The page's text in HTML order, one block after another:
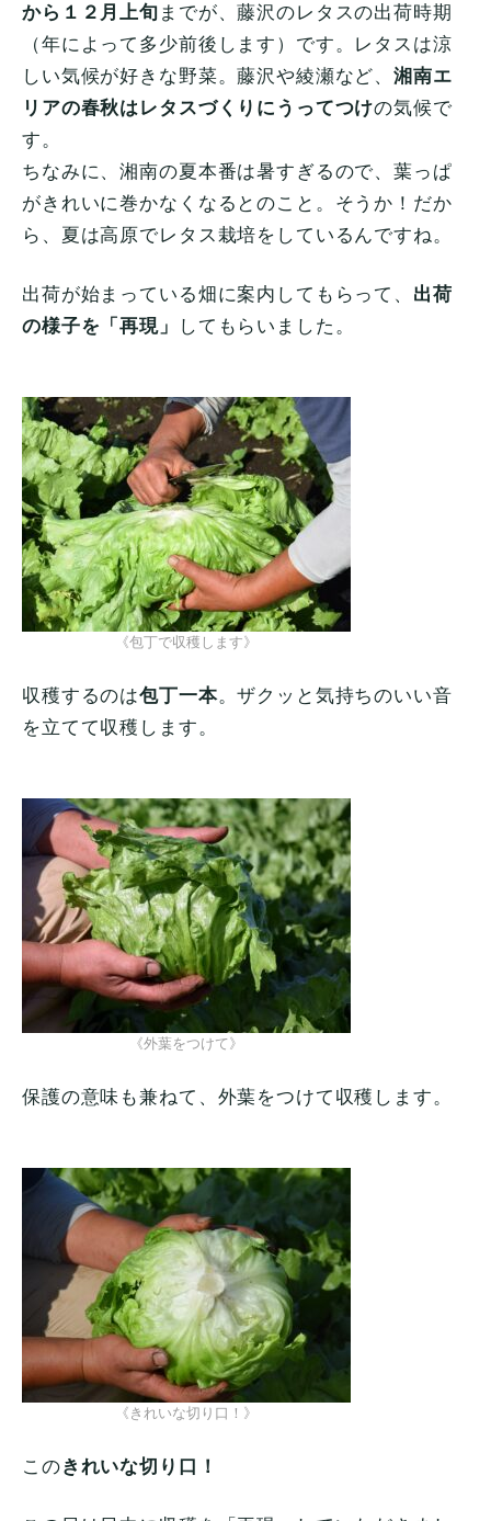
から１２月上旬 までが、藤沢のレタスの出荷時期
（年によって多少前後します）です。レタスは涼
しい気候が好きな野菜。藤沢や綾瀬など、湘南エ
リアの春秋はレタスづくりにうってつけの気候で
す。
ちなみに、湘南の夏本番は暑すぎるので、葉っぱ
がきれいに巻かなくなるとのこと。そうか！だか
ら、夏は高原でレタス栽培をしているんですね。
出荷が始まっている畑に案内してもらって、 出荷
の様子を「再現」
してもらいました。
《包丁で収穫します》
収穫するのは包丁一本。ザクッと気持ちのいい音
を立てて収穫します。
《外葉をつけて》
保護の意味も兼ねて、外葉をつけて収穫します。
《きれいな切り口！》
このきれいな切り口！